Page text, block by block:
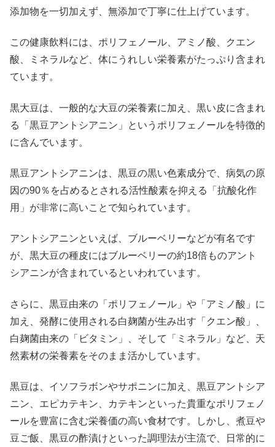
添加物を一切加えず、無添加で丁寧に仕上げています。
この健康飲料には、ポリフェノール、アミノ酸、クエン
酸、ミネラルなど、体にうれしい栄養素がたっぷり含まれ
ています。
黒大豆は、一般的な大豆の栄養素に加え、黒い皮に含まれ
る「黒豆アントシアニン」というポリフェノールを特徴的
に含んでいます。
黒豆アントシアニンは、黒豆の黒い色素成分で、病気の原
因の90％を占めるとされる活性酸素を抑える「抗酸化作
用」が非常に高いことで知られています。
アントシアニンといえば、ブルーベリーなどが有名です
が、黒大豆の種皮にはブルーベリーの約18倍ものアント
シアニンが含まれているといわれています。
さらに、黒豆由来の「ポリフェノール」や「アミノ酸」に
加え、発酵に使用される白麹菌が生み出す「クエン酸」、
白麹菌由来の「ビタミン」、そして「ミネラル」など、天
然素材の栄養素をそのまま活かしています。
黒豆は、イソフラボンやサポニンに加え、黒豆アントシア
ニン、エピカテキン、カテキンといった貴重なポリフェノ
ールを豊富に含む栄養価の高い食材です。しかし、煮豆や
豆ご飯、黒豆の酢漬けといった調理法が主流で、日常的に